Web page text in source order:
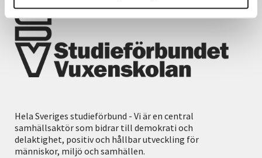
Hela Sveriges studieförbund - Vi är en central
samhällsaktör som bidrar till demokrati och
delaktighet, positiv och hållbar utveckling för
människor, miljö och samhällen.